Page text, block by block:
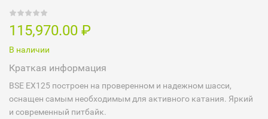
115,970.00 ₽
В наличии
Краткая информация
BSE EX125 построен на проверенном и надежном шасси,
оснащен самым необходимым для активного катания. Яркий
и современный питбайк.